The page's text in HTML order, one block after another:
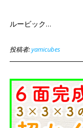
ルービック…
投稿者:yamicubes